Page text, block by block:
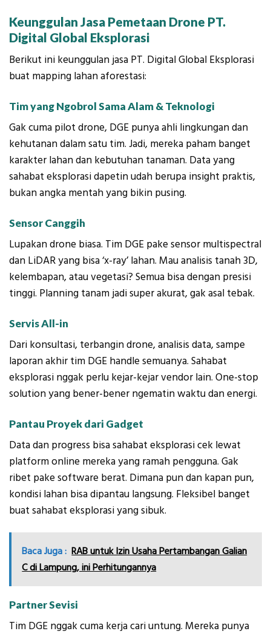
Keunggulan Jasa Pemetaan Drone PT.
Digital Global Eksplorasi
Berikut ini keunggulan jasa PT. Digital Global Eksplorasi
buat mapping lahan aforestasi:
Tim yang Ngobrol Sama Alam & Teknologi
Gak cuma pilot drone, DGE punya ahli lingkungan dan
kehutanan dalam satu tim. Jadi, mereka paham banget
karakter lahan dan kebutuhan tanaman. Data yang
sahabat eksplorasi dapetin udah berupa insight praktis,
bukan angka mentah yang bikin pusing.
Sensor Canggih
Lupakan drone biasa. Tim DGE pake sensor multispectral
dan LiDAR yang bisa ‘x-ray’ lahan. Mau analisis tanah 3D,
kelembapan, atau vegetasi? Semua bisa dengan presisi
tinggi. Planning tanam jadi super akurat, gak asal tebak.
Servis All-in
Dari konsultasi, terbangin drone, analisis data, sampe
laporan akhir tim DGE handle semuanya. Sahabat
eksplorasi nggak perlu kejar-kejar vendor lain. One-stop
solution yang bener-bener ngematin waktu dan energi.
Pantau Proyek dari Gadget
Data dan progress bisa sahabat eksplorasi cek lewat
platform online mereka yang ramah pengguna. Gak
ribet pake software berat. Dimana pun dan kapan pun,
kondisi lahan bisa dipantau langsung. Fleksibel banget
buat sahabat eksplorasi yang sibuk.
Baca Juga : RAB untuk Izin Usaha Pertambangan Galian
C di Lampung, ini Perhitungannya
Partner Sevisi
Tim DGE nggak cuma kerja cari untung. Mereka punya